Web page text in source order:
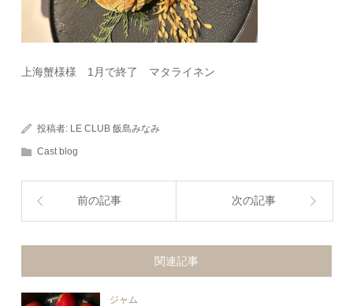
上海蟹様様 1月で終了 マタライネン
投稿者: LE CLUB 飯島みなみ
Cast blog
前の記事 次の記事
関連記事
ジャム